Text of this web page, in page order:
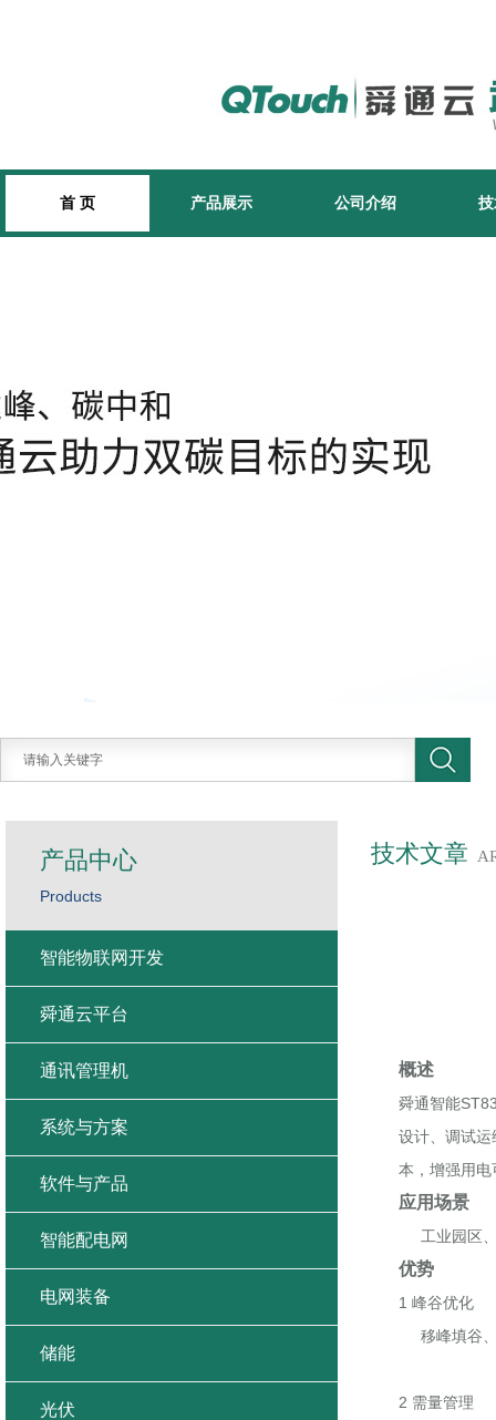
首 页 产品展示 公司介绍
技术文章
概述
舜通智能
设计、调试
本，增强用电
应用场景
工业园区、
优势
1 峰谷优化
移峰填谷、
2 需量管理
产品中心
Products
智能物联网开发
舜通云平台
通讯管理机
系统与方案
软件与产品
智能配电网
电网装备
储能
光伏